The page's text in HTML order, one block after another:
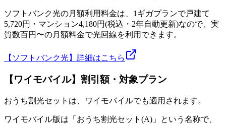
ソフトバンク光の月額利用料金は、1ギガプランで戸建て
5,720円・マンション4,180円(税込・2年自動更新)なので、実
質数百円〜の月額料金で光回線を利用できます。
【ソフトバンク光】詳細はこちら
【ワイモバイル】割引額・対象プラン
おうち割光セットは、ワイモバイルでも適用されます。
ワイモバイル版は「おうち割光セット(A)」という名称で、